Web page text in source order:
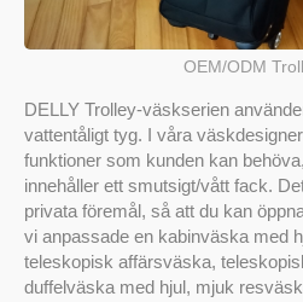
OEM/ODM
DELLY Trolley-väskserien
vattentåligt tyg. I våra
funktioner som kunden kan
innehåller ett smutsigt/vått fack.
privata föremål, så att du kan
vi anpassade en kabinväska med
teleskopisk affärsväska,
duffelväska med hjul, mjuk